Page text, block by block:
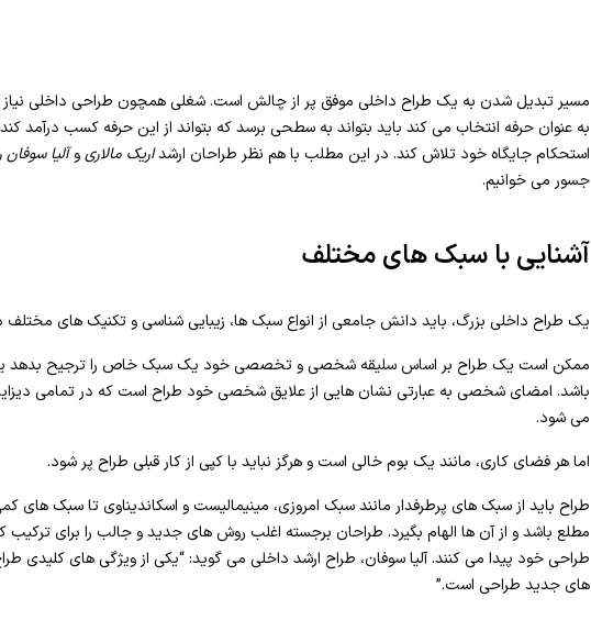
مسیر تبدیل شدن به یک طراح داخلی موفق پر از چالش است. شغلی همچون طراحی داخلی نیاز
به عنوان حرفه انتخاب می کند باید بتواند به سطحی برسد که بتواند از این حرفه کسب درآمد
استحکام جایگاه خود تلاش کند. در این مطلب با هم نظر طراحان ارشداریک مالاریوآلیا سوفان
جسور می خوانیم.
آشنایی با سبک های مختلف
یک طراح داخلی بزرگ، باید دانش جامعی از انواع سبک ها، زیبایی شناسی و تکنیک های مختلف
ممکن است یک طراح بر اساس سلیقه شخصی و تخصصی خود یک سبک خاص را ترجیح بدهد یا
باشد. امضای شخصی به عبارتی نشان هایی از علایق شخصی خود طراح است که در تمامی
می شود.
اما هر فضای کاری، مانند یک بوم خالی است و هرگز نباید با کپی از کار قبلی طراح پر شود.
طراح باید از سبک های پرطرفدار مانند سبک امروزی، مینیمالیست و اسکاندیناوی تا سبک
مطلع باشد و از آن ها الهام بگیرد. طراحان برجسته اغلب روش های جدید و جالب را برای
طراحی خود پیدا می کنند. آلیا سوفان، طراح ارشد داخلی می گوید: “یکی از ویژگی های کلیدی
های جدید طراحی است.”